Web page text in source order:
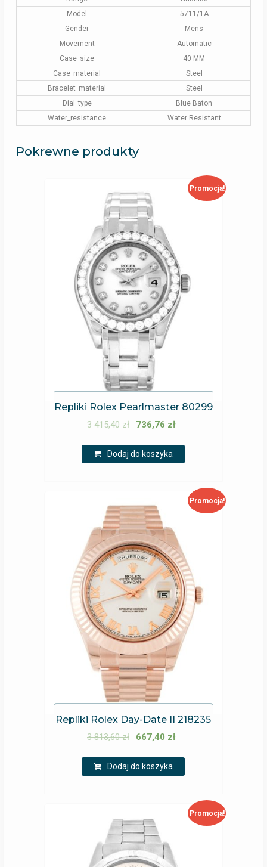
Model
5711/1A
Gender
Mens
Movement
Automatic
Case_size
40 MM
Case_material
Steel
Bracelet_material
Steel
Dial_type
Blue Baton
Water_resistance
Water Resistant
Pokrewne produkty
Promocja!
Repliki Rolex Pearlmaster 80299
3 415,40zł 736,76 zł
Dodaj do koszyka
Promocja!
Repliki Rolex Day-Date II 218235
3 813,60zł 667,40 zł
Dodaj do koszyka
Promocja!